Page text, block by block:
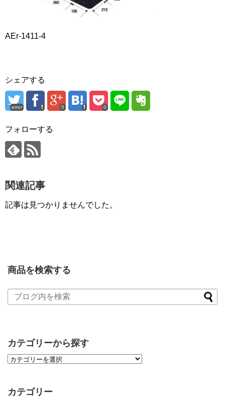
AEr-1411-4
シェアする
error 0 0
フォローする
関連記事
記事は見つかりませんでした。
商品を検索する
カテゴリーから探す
カテゴリー